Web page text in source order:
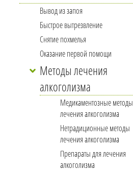
Вывод из запоя
Быстрое вытрезвление
Снятие похмелья
Оказание первой помощи
Методы лечения
алкоголизма
Медикаментозные методы
лечения алкоголизма
Нетрадиционные методы
лечения алкоголизма
Препараты для лечения
алкоголизма